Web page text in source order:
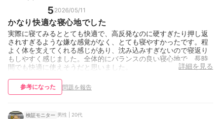
5 2026/05/11
かなり快適な寝心地でした
実際に寝てみるととても快適で、高反発なのに硬すぎたり押し返
されすぎるような嫌な感覚がなく、とても寝やすかったです。程
よく体を支えてくれる感じがあり、沈み込みすぎないので寝返り
もしやすく感じました。全体的にバランスの良い寝心地で、長時
間でも快適に使えそうだと思いました。
詳細を見る
参考になった 問題を報告
検証モニター 男性 | 20代